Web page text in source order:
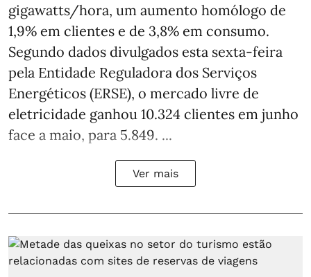
gigawatts/hora, um aumento homólogo de
1,9% em clientes e de 3,8% em consumo.
Segundo dados divulgados esta sexta-feira
pela Entidade Reguladora dos Serviços
Energéticos (ERSE), o mercado livre de
eletricidade ganhou 10.324 clientes em junho
face a maio, para 5.849. ...
Ver mais